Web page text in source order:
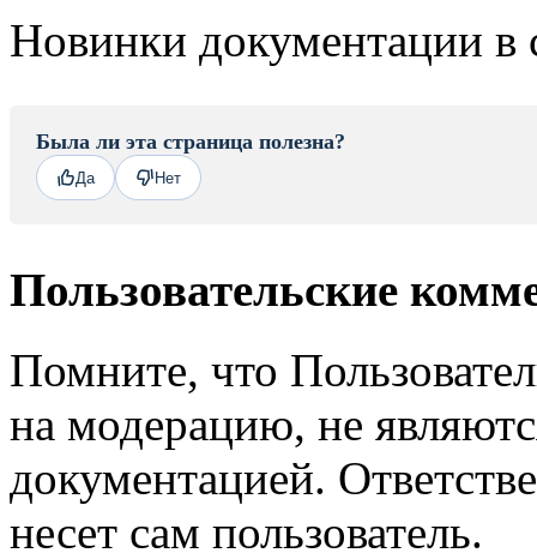
Новинки документации в
Была ли эта страница полезна?
Да Нет
Пользовательские
Помните, что
на модерацию, не
документацией.
несет сам пользователь.